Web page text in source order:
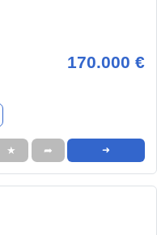
170.000 €
★ ➦ ➜